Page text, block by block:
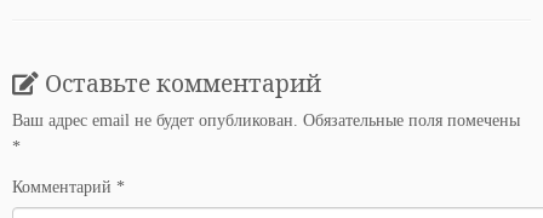
Оставьте комментарий
Ваш адрес email не будет опубликован. Обязательные поля помечены
*
Комментарий *